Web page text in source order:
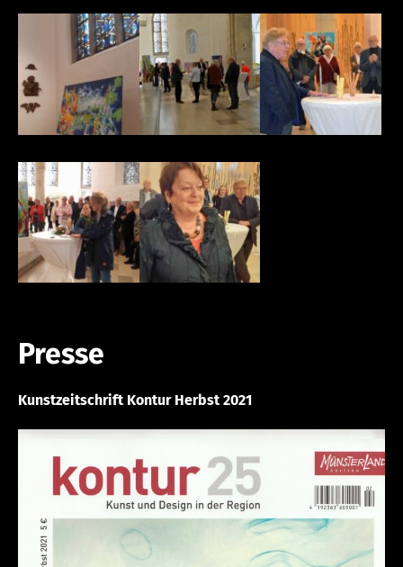
Presse
Kunstzeitschrift Kontur Herbst 2021